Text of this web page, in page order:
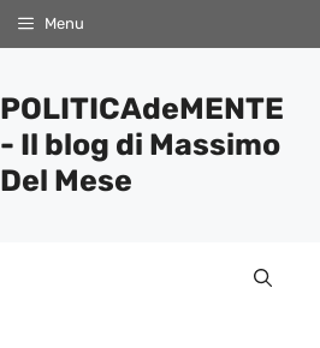
Menu
POLITICAdeMENTE
- Il blog di Massimo
Del Mese